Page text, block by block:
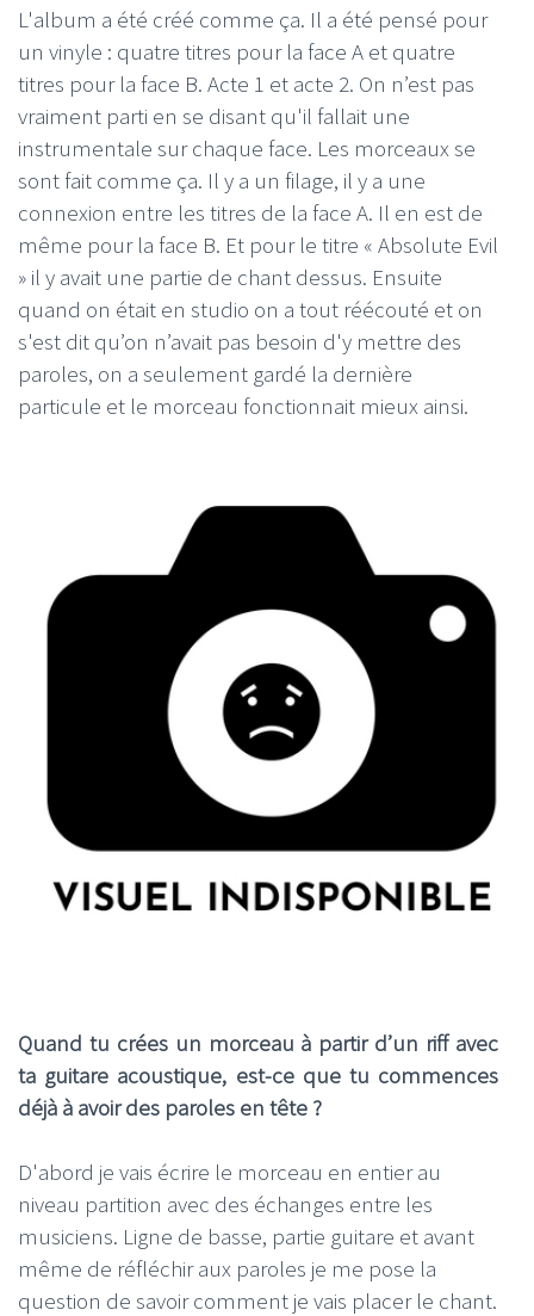
L'album a été créé comme ça. Il a été pensé pour
un vinyle : quatre titres pour la face A et quatre
titres pour la face B. Acte 1 et acte 2. On n’est pas
vraiment parti en se disant qu'il fallait une
instrumentale sur chaque face. Les morceaux se
sont fait comme ça. Il y a un filage, il y a une
connexion entre les titres de la face A. Il en est de
même pour la face B. Et pour le titre « Absolute Evil
» il y avait une partie de chant dessus. Ensuite
quand on était en studio on a tout réécouté et on
s'est dit qu’on n’avait pas besoin d'y mettre des
paroles, on a seulement gardé la dernière
particule et le morceau fonctionnait mieux ainsi.
Quand tu crées un morceau à partir d’un riff avec
ta guitare acoustique, est-ce que tu commences
déjà à avoir des paroles en tête ?
D'abord je vais écrire le morceau en entier au
niveau partition avec des échanges entre les
musiciens. Ligne de basse, partie guitare et avant
même de réfléchir aux paroles je me pose la
question de savoir comment je vais placer le chant.